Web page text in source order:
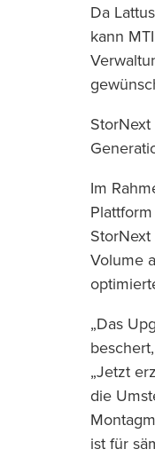
Da
kann
Im
Volume
„Das
„Jetzt
die
ist für